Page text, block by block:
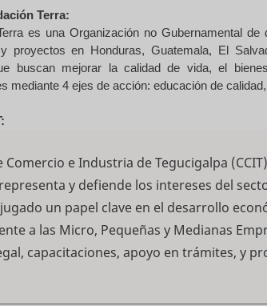
Terra:
es una Organización no Gubernamental
proyectos en Honduras, Guatemala, El
buscan mejorar la calidad de vida, el
mediante 4 ejes de acción: educación de
Comercio e Industria de Tegucigalpa
y defiende los intereses del
jugado un papel clave en el desarrollo
a las Micro, Pequeñas y Medianas
capacitaciones, apoyo en trámites, y